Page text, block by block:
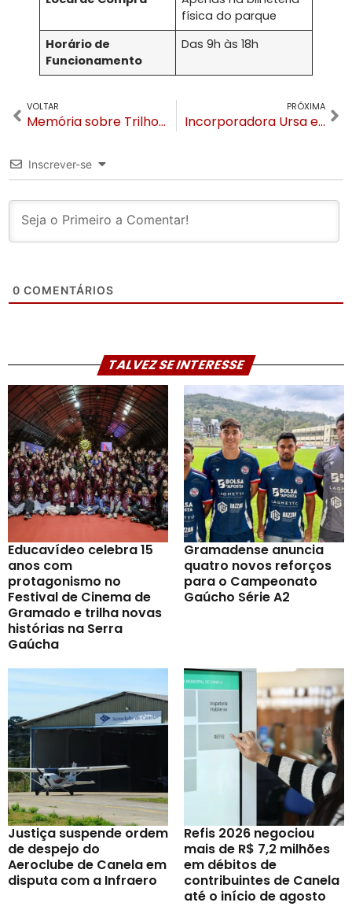
física do parque
Horário de
Funcionamento
Das 9h às 18h
VOLTAR
Memória sobre Trilhos: Uma viagem no tempo estaciona na Rua Coberta de Canela
PRÓXIMA
Incorporadora Ursa estreia em Gramado com o Residencial Flag
Inscrever-se
0 COMENTÁRIOS
TALVEZ SE INTERESSE
Educavídeo celebra 15
anos com
protagonismo no
Festival de Cinema de
Gramado e trilha novas
histórias na Serra
Gaúcha
Gramadense anuncia
quatro novos reforços
para o Campeonato
Gaúcho Série A2
Justiça suspende ordem
de despejo do
Aeroclube de Canela em
disputa com a Infraero
Refis 2026 negociou
mais de R$ 7,2 milhões
em débitos de
contribuintes de Canela
até o início de agosto